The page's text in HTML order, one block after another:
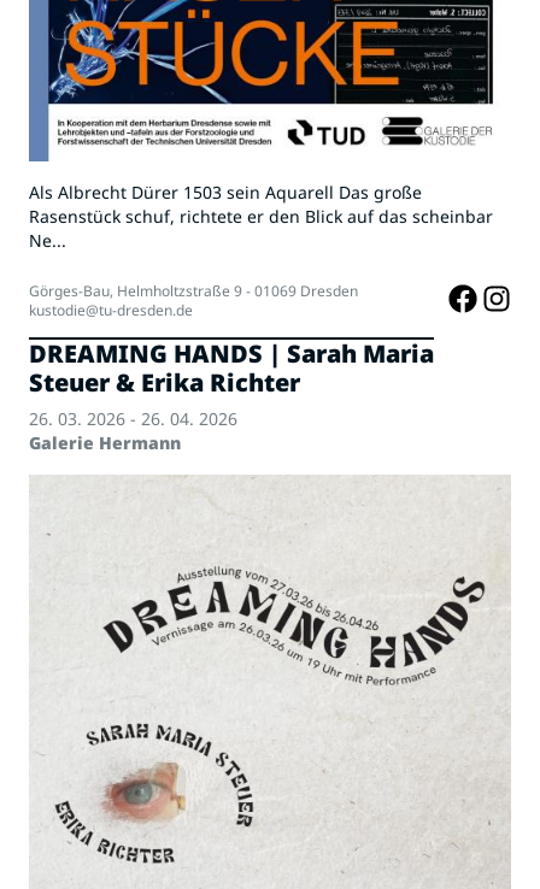
Als Albrecht Dürer 1503 sein Aquarell Das große
Rasenstück schuf, richtete er den Blick auf das scheinbar
Ne...
Görges-Bau, Helmholtzstraße 9 - 01069 Dresden
kustodie@tu-dresden.de
DREAMING HANDS | Sarah Maria
Steuer & Erika Richter
26. 03. 2026 - 26. 04. 2026
Galerie Hermann